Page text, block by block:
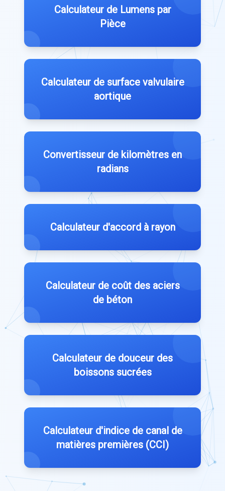
Calculateur de Lumens par
Pièce
Calculateur de surface valvulaire
aortique
Convertisseur de kilomètres en
radians
Calculateur d'accord à rayon
Calculateur de coût des aciers
de béton
Calculateur de douceur des
boissons sucrées
Calculateur d'indice de canal de
matières premières (CCI)